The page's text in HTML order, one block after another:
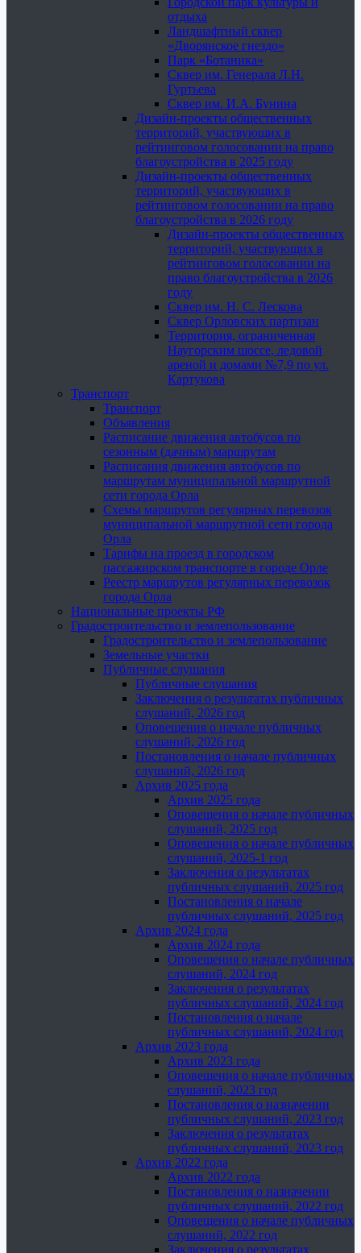
отдыха
Ландшафтный сквер
«Дворянское гнездо»
Парк «Ботаника»
Сквер им. Генерала Л.Н.
Гуртьева
Сквер им. И.А. Бунина
Дизайн-проекты общественных
территорий, участвующих в
рейтинговом голосовании на право
благоустройства в 2025 году
Дизайн-проекты общественных
территорий, участвующих в
рейтинговом голосовании на право
благоустройства в 2026 году
Дизайн-проекты общественных
территорий, участвующих в
рейтинговом голосовании на
право благоустройства в 2026
году
Сквер им. Н. С. Лескова
Сквер Орловских партизан
Территория, ограниченная
Наугорским шоссе, ледовой
ареной и домами №7,9 по ул.
Картукова
Транспорт
Транспорт
Объявления
Расписание движения автобусов по
сезонным (дачным) маршрутам
Расписания движения автобусов по
маршрутам муниципальной маршрутной
сети города Орла
Схемы маршрутов регулярных перевозок
муниципальной маршрутной сети города
Орла
Тарифы на проезд в городском
пассажирском транспорте в городе Орле
Реестр маршрутов регулярных перевозок
города Орла
Национальные проекты РФ
Градостроительство и землепользование
Градостроительство и землепользование
Земельные участки
Публичные слушания
Публичные слушания
Заключения о результатах публичных
слушаний, 2026 год
Оповещения о начале публичных
слушаний, 2026 год
Постановления о начале публичных
слушаний, 2026 год
Архив 2025 года
Архив 2025 года
Оповещения о начале публичных
слушаний, 2025 год
Оповещения о начале публичных
слушаний, 2025-1 год
Заключения о результатах
публичных слушаний, 2025 год
Постановления о начале
публичных слушаний, 2025 год
Архив 2024 года
Архив 2024 года
Оповещения о начале публичных
слушаний, 2024 год
Заключения о результатах
публичных слушаний, 2024 год
Постановления о начале
публичных слушаний, 2024 год
Архив 2023 года
Архив 2023 года
Оповещения о начале публичных
слушаний, 2023 год
Постановления о назначении
публичных слушаний, 2023 год
Заключения о результатах
публичных слушаний, 2023 год
Архив 2022 года
Архив 2022 года
Постановления о назначении
публичных слушаний, 2022 год
Оповещения о начале публичных
слушаний, 2022 год
Заключения о результатах